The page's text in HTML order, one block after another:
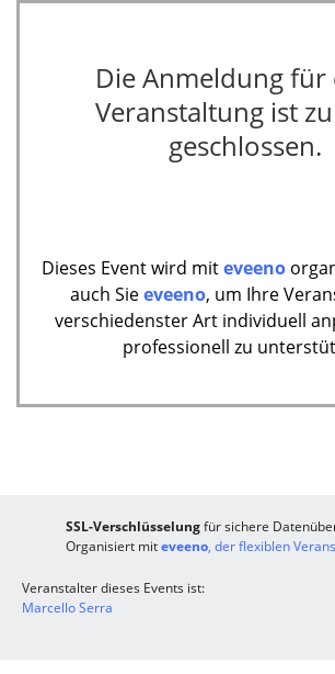
Die Anmeldung für
Veranstaltung ist
geschlossen.
Dieses Event wird miteveeno
auch Sieeveeno, um Ihre
verschiedenster Art individuell
professionell zu
SSL-Verschlüsselungfür sichere
Organisiert miteveeno, der flexiblen
Veranstalter dieses Events ist:
Marcello Serra